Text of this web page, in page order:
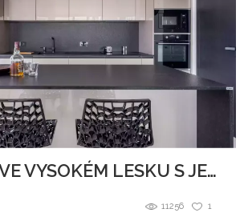
KUCHYNĚ VE VYSOKÉM LESKU S JEMNÝMI TŘPYTKAMI
1
11256